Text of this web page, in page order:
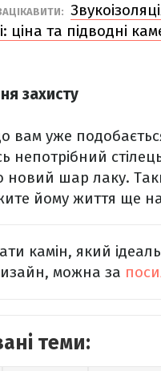
ціна та підводні
захисту
вам уже
непотрібний
новий шар лаку.
йому життя ще на
камін, який
можна за
теми: